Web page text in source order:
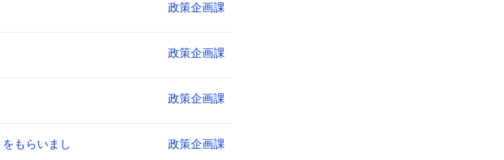
政策企画課
政策企画課
政策企画課
もらいまし
政策企画課